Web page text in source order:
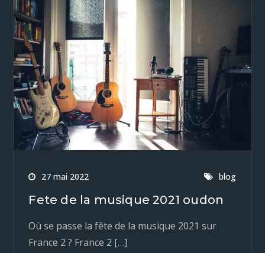
27 mai 2022 blog
Fete de la musique 2021 oudon
Où se passe la fête de la musique 2021 sur
France 2 ? France 2 […]